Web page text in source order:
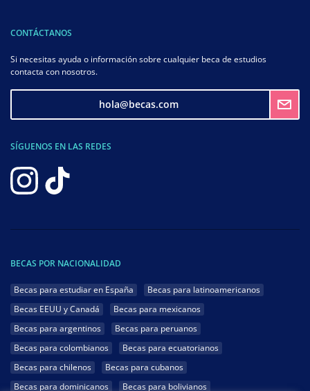
CONTÁCTANOS
Si necesitas ayuda o información sobre cualquier beca de estudios
contacta con nosotros.
hola@becas.com
SÍGUENOS EN LAS REDES
BECAS POR NACIONALIDAD
Becas para estudiar en España
Becas para latinoamericanos
Becas EEUU y Canadá
Becas para mexicanos
Becas para argentinos
Becas para peruanos
Becas para colombianos
Becas para ecuatorianos
Becas para chilenos
Becas para cubanos
Becas para dominicanos
Becas para bolivianos